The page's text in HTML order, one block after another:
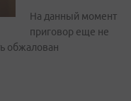
На данный момент
приговор еще не
обжалован